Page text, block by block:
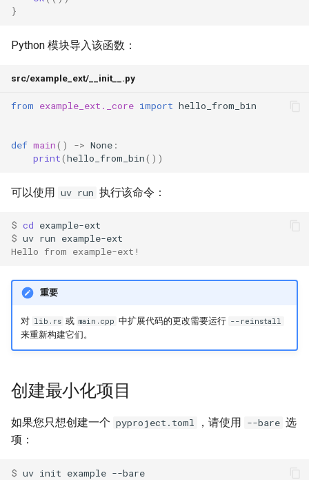
}
Python 模块导入该函数：
src/example_ext/__init__.py
from example_ext._core import hello_from_bin
def main() -> None :
print(hello_from_bin())
可以使用 uv run 执行该命令：
$ cd
$ uv run
Hello from example-ext!
重要
对 lib.rs 或 main.cpp 中扩展代码的更改需要运行 --reinstall
来重新构建它们。
创建最小化项目
如果您只想创建一个 pyproject.toml ，请使用 --bare 选
项：
$ uv init example